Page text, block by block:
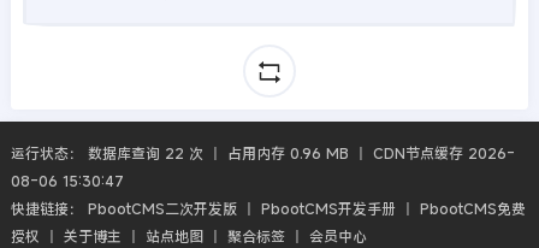
运行状态： 数据库查询 22 次 丨 占用内存 0.96 MB 丨 CDN节点缓存 2026-
08-06 15:30:47
快捷链接： PbootCMS二次开发版丨 PbootCMS开发手册 丨 PbootCMS免费
授权 丨 关于博主 丨 站点地图丨 聚合标签丨 会员中心